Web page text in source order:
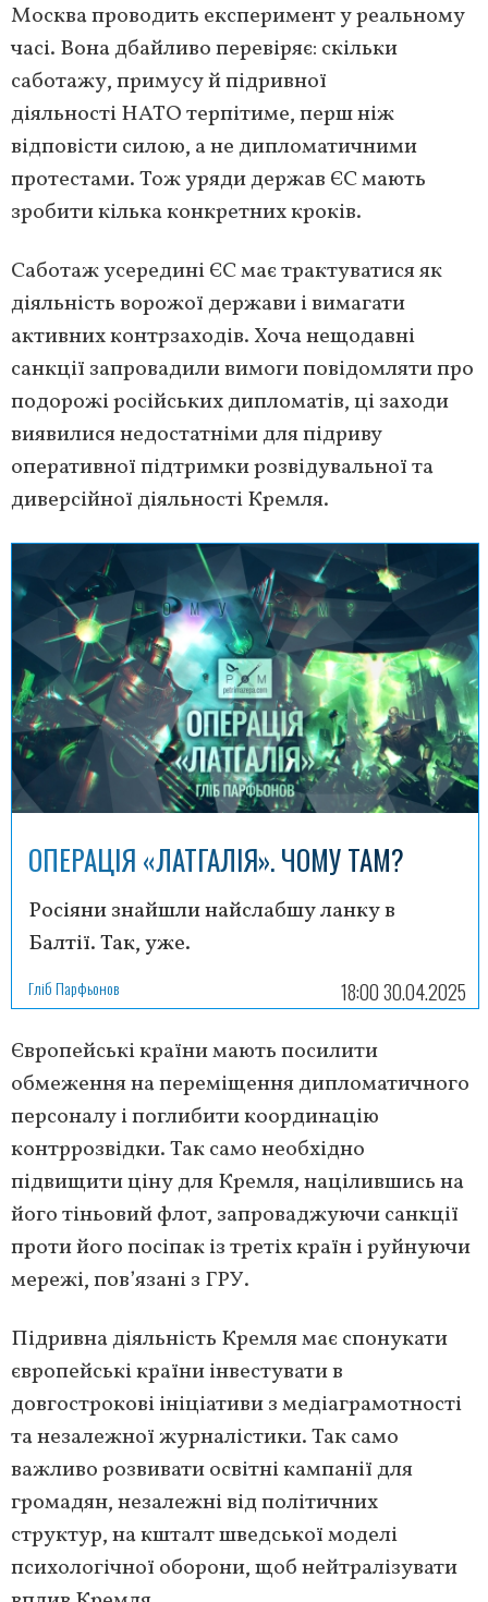
Москва проводить експеримент у реальному
часі. Вона дбайливо перевіряє: скільки
саботажу, примусу й підривної
діяльності НАТО терпітиме, перш ніж
відповісти силою, а не дипломатичними
протестами. Тож уряди держав ЄС мають
зробити кілька конкретних кроків.
Саботаж усередині ЄС має трактуватися як
діяльність ворожої держави і вимагати
активних контрзаходів. Хоча нещодавні
санкції запровадили вимоги повідомляти про
подорожі російських дипломатів, ці заходи
виявилися недостатніми для підриву
оперативної підтримки розвідувальної та
диверсійної діяльності Кремля.
ОПЕРАЦІЯ «ЛАТГАЛІЯ». ЧОМУ ТАМ?
Росіяни знайшли найслабшу ланку в
Балтії. Так, уже.
Гліб Парфьонов 18:00 30.04.2025
Європейські країни мають посилити
обмеження на переміщення дипломатичного
персоналу і поглибити координацію
контррозвідки. Так само необхідно
підвищити ціну для Кремля, націлившись на
його тіньовий флот, запроваджуючи санкції
проти його посіпак із третіх країн і руйнуючи
мережі, пов’язані з ГРУ.
Підривна діяльність Кремля має спонукати
європейські країни інвестувати в
довгострокові ініціативи з медіаграмотності
та незалежної журналістики. Так само
важливо розвивати освітні кампанії для
громадян, незалежні від політичних
структур, на кшталт шведської моделі
психологічної оборони, щоб нейтралізувати